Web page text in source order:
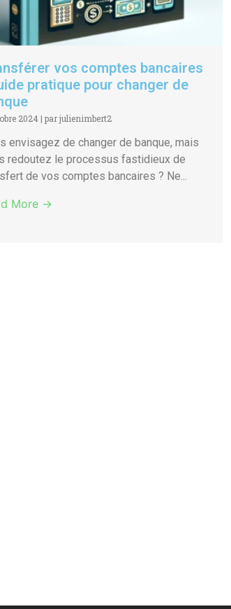
vos comptes bancaires
pratique pour changer de
2024 | par julienimbert2
envisagez de changer de banque, mais
redoutez le processus fastidieux de
de vos comptes bancaires ? Ne...
More →